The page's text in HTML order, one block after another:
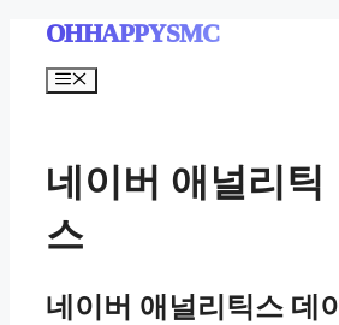
content
OHHAPPYSMC
Menu
네이버 애널리틱
스
네이버 애널리틱스 데이